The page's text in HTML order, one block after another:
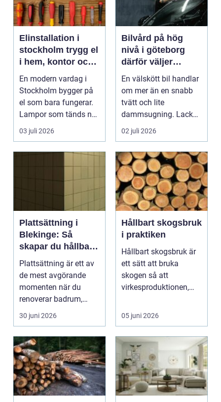
Elinstallation i
stockholm trygg el
i hem, kontor och
industri
En modern vardag i
Stockholm bygger på
el som bara fungerar.
Lampor som tänds när
de ska, trygg strö...
03 juli 2026
Bilvård på hög
nivå i göteborg
därför väljer
många ditec
En välskött bil handlar
om mer än en snabb
tvätt och lite
dammsugning. Lacken
slits av vägsalt, grus...
02 juli 2026
Plattsättning i
Blekinge: Så
skapar du hållbara
golv och väggar
Plattsättning är ett av
de mest avgörande
momenten när du
renoverar badrum,
k&ou...
30 juni 2026
Hållbart skogsbruk
i praktiken
Hållbart skogsbruk är
ett sätt att bruka
skogen så att
virkesproduktionen,
mångfalden...
05 juni 2026